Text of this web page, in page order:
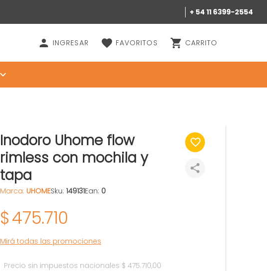
+ 54 11 6399-2554
INGRESAR FAVORITOS CARRITO
Inodoro Uhome flow
rimless con mochila y
tapa
Marca: UHOMESku: 149131Ean: 0
$475.710
Mirá todas las promociones
Precio sin impuestos nacionales $ 475.710,00